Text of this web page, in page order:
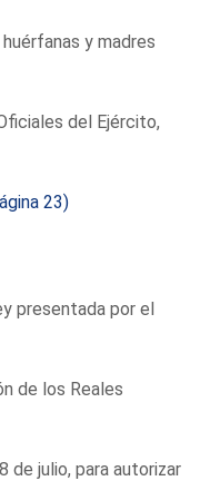
y madres
del Ejército,
23)
presentada por el
de los Reales
de julio, para autorizar